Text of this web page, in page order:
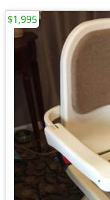
$1,995